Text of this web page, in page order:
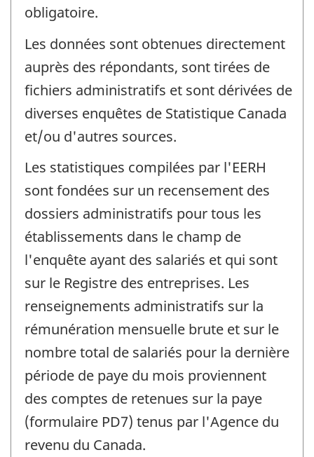
obligatoire.
Les données sont obtenues directement
auprès des répondants, sont tirées de
fichiers administratifs et sont dérivées de
diverses enquêtes de Statistique Canada
et/ou d'autres sources.
Les statistiques compilées par l'EERH
sont fondées sur un recensement des
dossiers administratifs pour tous les
établissements dans le champ de
l'enquête ayant des salariés et qui sont
sur le Registre des entreprises. Les
renseignements administratifs sur la
rémunération mensuelle brute et sur le
nombre total de salariés pour la dernière
période de paye du mois proviennent
des comptes de retenues sur la paye
(formulaire PD7) tenus par l'Agence du
revenu du Canada.